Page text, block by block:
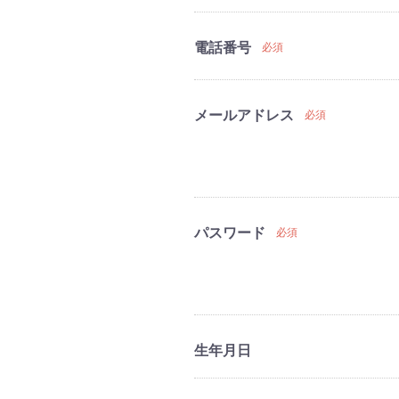
電話番号 必須
メールアドレス 必須
パスワード 必須
生年月日